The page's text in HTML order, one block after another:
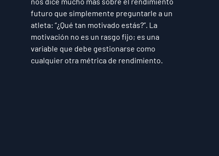
futuro que simplemente preguntarle a un
atleta: “¿Qué tan motivado estás?”. La
motivación no es un rasgo fijo; es una
variable que debe gestionarse como
cualquier otra métrica de rendimiento.